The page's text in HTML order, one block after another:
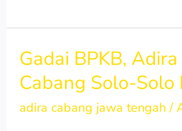
Gadai BPKB,
Cabang Solo-Solo
adira cabang jawa tengah /
Gadai
BPKB,
Adira